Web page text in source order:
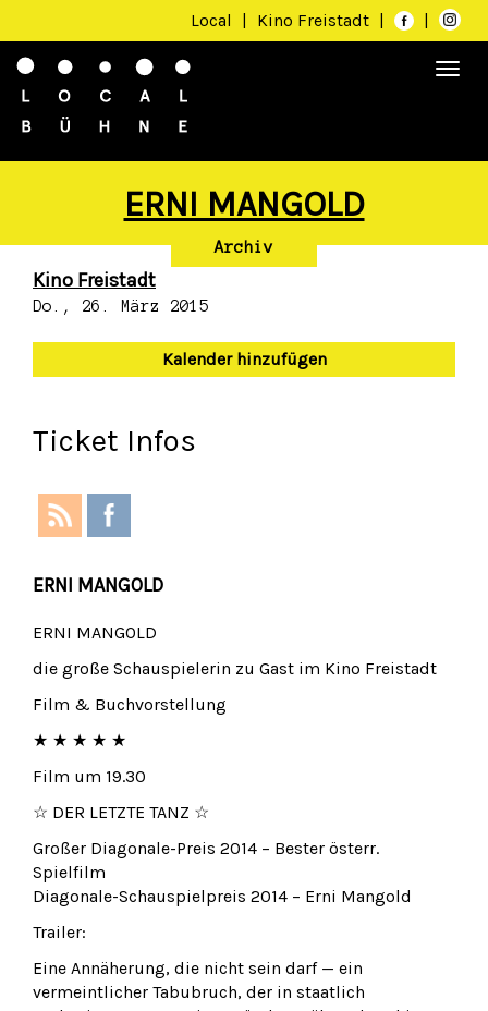
Local | Kino Freistadt | |
ERNI MANGOLD
Archiv
Kino Freistadt
Do., 26. März 2015
Kalender hinzufügen
Ticket Infos
ERNI MANGOLD
ERNI MANGOLD
die große Schauspielerin zu Gast im Kino Freistadt
Film & Buchvorstellung
★ ★ ★ ★ ★
Film um 19.30
☆ DER LETZTE TANZ ☆
Großer Diagonale-Preis 2014 – Bester österr.
Spielfilm
Diagonale-Schauspielpreis 2014 – Erni Mangold
Trailer:
Eine Annäherung, die nicht sein darf — ein
vermeintlicher Tabubruch, der in staatlich